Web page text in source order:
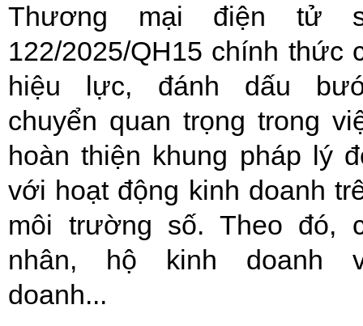
Thương mại điện tử
122/2025/QH15 chính thức
hiệu lực, đánh dấu
chuyển quan trọng trong
hoàn thiện khung pháp lý
với hoạt động kinh doanh
môi trường số. Theo đó,
nhân, hộ kinh doanh
doanh...